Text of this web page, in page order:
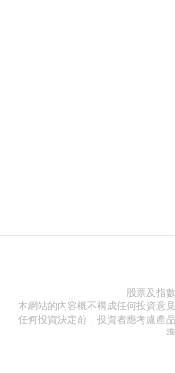
股票及指
本網站的內容概不構成任何投資意
任何投資決定前，投資者應考慮產